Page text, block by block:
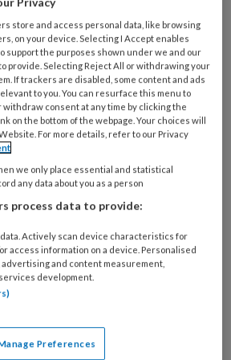
*
per week de
nieuwsbrief
zondag het
store and access personal data, like browsing
on your device. Selecting I Accept enables
support the purposes shown under we and our
provide. Selecting Reject All or withdrawing your
If trackers are disabled, some content and ads
to you. You can resurface this menu to
withdraw consent at any time by clicking the
on the bottom of the webpage. Your choices will
For more details, refer to our Privacy
we only place essential and statistical
any data about you as a person
process data to provide:
Actively scan device characteristics for
access information on a device. Personalised
and content measurement,
development.
Preferences